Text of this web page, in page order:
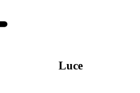
Luce